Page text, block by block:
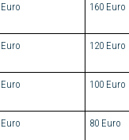
160 Euro
120 Euro
100 Euro
80 Euro